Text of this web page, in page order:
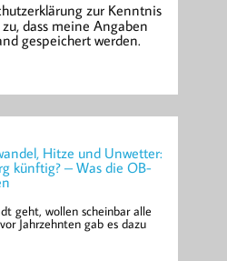
zur Kenntnis
dass meine Angaben
gespeichert werden.
Hitze und Unwetter:
künftig? – Was die OB-
geht, wollen scheinbar alle
Jahrzehnten gab es dazu